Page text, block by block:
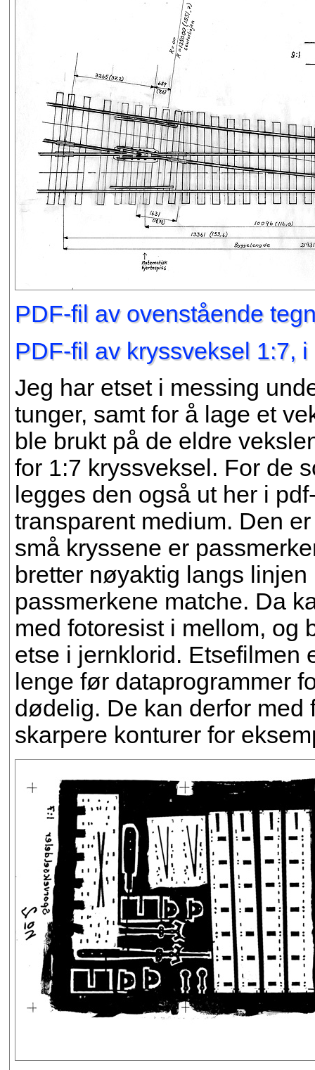
PDF-fil av ovenstående
PDF-fil av kryssveksel 1:7, i
Jeg har etset i messing
tunger, samt for å lage et
ble brukt på de eldre
for 1:7 kryssveksel. For de
legges den også ut her i
transparent medium. Den
små kryssene er
bretter nøyaktig langs
passmerkene matche. Da
med fotoresist i mellom, og
etse i jernklorid. Etsefilmen
lenge før dataprogrammer
dødelig. De kan derfor med
skarpere konturer for